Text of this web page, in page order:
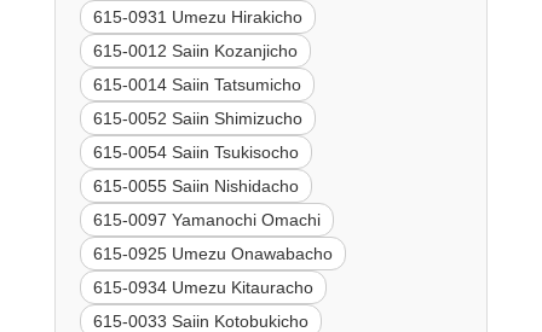
615-0931 Umezu Hirakicho
615-0012 Saiin Kozanjicho
615-0014 Saiin Tatsumicho
615-0052 Saiin Shimizucho
615-0054 Saiin Tsukisocho
615-0055 Saiin Nishidacho
615-0097 Yamanochi Omachi
615-0925 Umezu Onawabacho
615-0934 Umezu Kitauracho
615-0033 Saiin Kotobukicho